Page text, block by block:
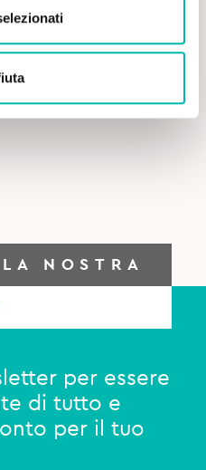
Protection Booster
NOSTRA
per essere
di tutto e
per il tuo